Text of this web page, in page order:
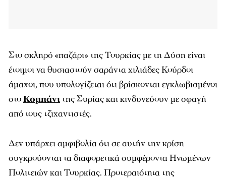
Στο σκληρό «παζάρι» της Τουρκίας με τη Δύση είναι
έτοιμοι να θυσιαστούν σαράντα χιλιάδες Κούρδοι
άμαχοι, που υπολογίζεται ότι βρίσκονται εγκλωβισμένοι
στοΚομπάνι της Συρίας και κινδυνεύουν με σφαγή
από τους τζιχαντιστές.
Δεν υπάρχει αμφιβολία ότι σε αυτήν την κρίση
συγκρούονται τα διαφορετικά συμφέροντα Ηνωμένων
Πολιτειών και Τουρκίας. Προτεραιότητα της